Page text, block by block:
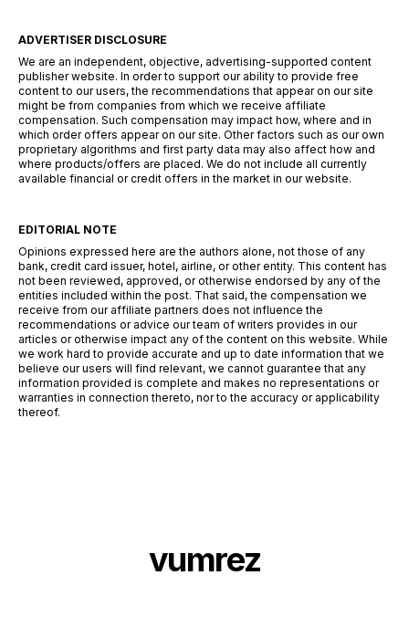
ADVERTISER DISCLOSURE
We are an independent, objective, advertising-supported content
publisher website. In order to support our ability to provide free
content to our users, the recommendations that appear on our site
might be from companies from which we receive affiliate
compensation. Such compensation may impact how, where and in
which order offers appear on our site. Other factors such as our own
proprietary algorithms and first party data may also affect how and
where products/offers are placed. We do not include all currently
available financial or credit offers in the market in our website.
EDITORIAL NOTE
Opinions expressed here are the authors alone, not those of any
bank, credit card issuer, hotel, airline, or other entity. This content has
not been reviewed, approved, or otherwise endorsed by any of the
entities included within the post. That said, the compensation we
receive from our affiliate partners does not influence the
recommendations or advice our team of writers provides in our
articles or otherwise impact any of the content on this website. While
we work hard to provide accurate and up to date information that we
believe our users will find relevant, we cannot guarantee that any
information provided is complete and makes no representations or
warranties in connection thereto, nor to the accuracy or applicability
thereof.
vumrez